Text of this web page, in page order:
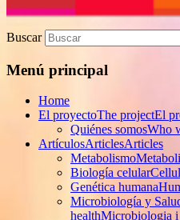
Buscar
Menú principal
Home
El proyectoThe projectEl
Quiénes somosWho
ArtículosArticlesArticles
Metabolismo
Biología celular
Genética humana
Microbiología y
healthMicrobiologia i